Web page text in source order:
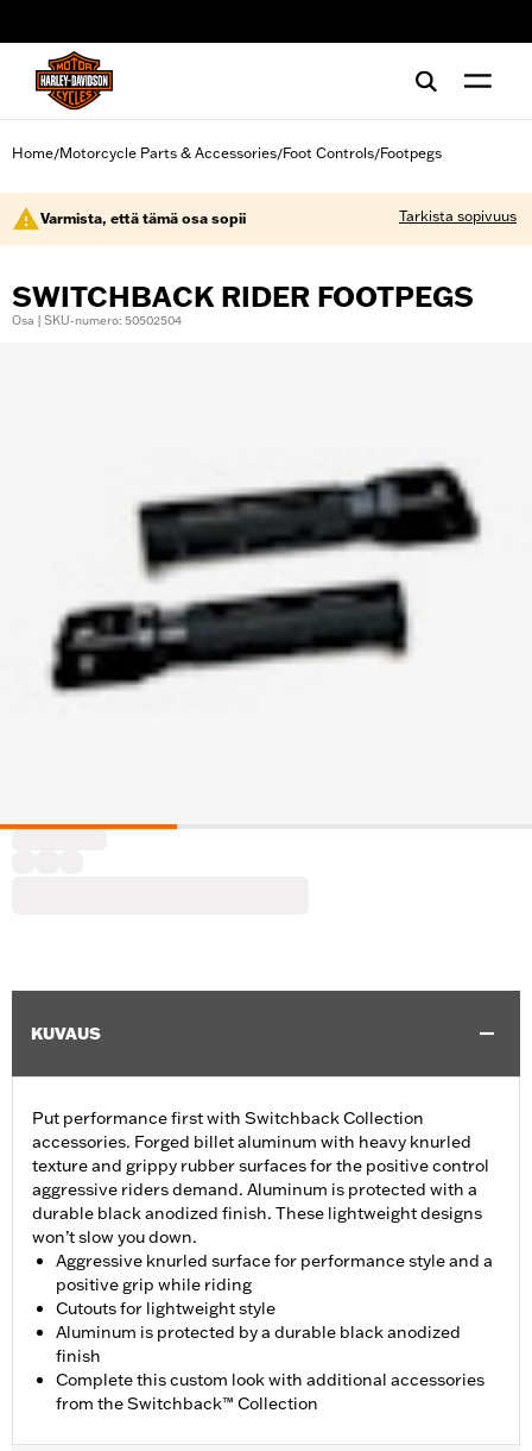
Home/Motorcycle Parts & Accessories/Foot Controls/Footpegs
Varmista, että tämä osa sopii Tarkista sopivuus
SWITCHBACK RIDER FOOTPEGS
Osa | SKU-numero: 50502504
KUVAUS
Put performance first with Switchback Collection
accessories. Forged billet aluminum with heavy knurled
texture and grippy rubber surfaces for the positive control
aggressive riders demand. Aluminum is protected with a
durable black anodized finish. These lightweight designs
won’t slow you down.
Aggressive knurled surface for performance style and a
positive grip while riding
Cutouts for lightweight style
Aluminum is protected by a durable black anodized
finish
Complete this custom look with additional accessories
from the Switchback™ Collection